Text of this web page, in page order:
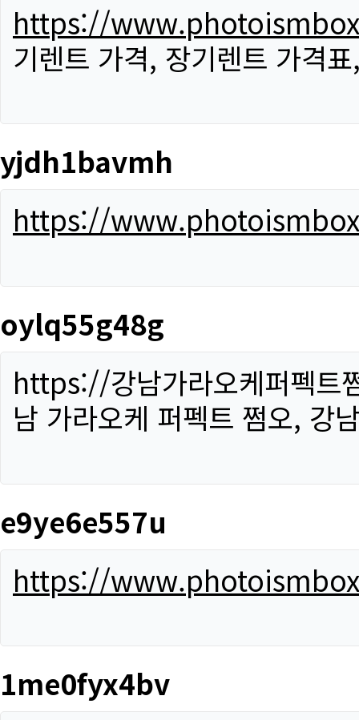
https://
기렌트 가격, 장기렌트 가격
yjdh1bavmh
https://
oylq55g48g
https://강남가라오케퍼펙트
남 가라오케 퍼펙트 쩜오, 강
e9ye6e557u
https://
1me0fyx4bv